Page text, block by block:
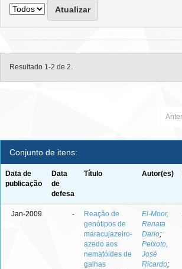
Resultado 1-2 de 2.
Conjunto de itens:
Data de
publicação
Data
de
defesa
Título Autor(es)
Jan-2009 -
Reação de
genótipos de
maracujazeiro-
azedo aos
nematóides de
galhas
El-Moor,
Renata
Dario;
Peixoto,
José
Ricardo;